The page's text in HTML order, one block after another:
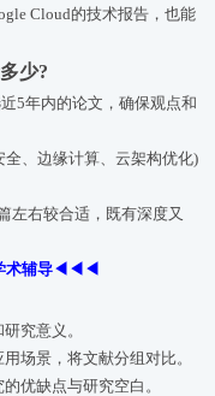
Cloud的技术报告，也能
少?
5年内的论文，确保观点和
、边缘计算、云架构优化)
右较合适，既有深度又
术辅导◀◀◀
究意义。
场景，将文献分组对比。
优缺点与研究空白。